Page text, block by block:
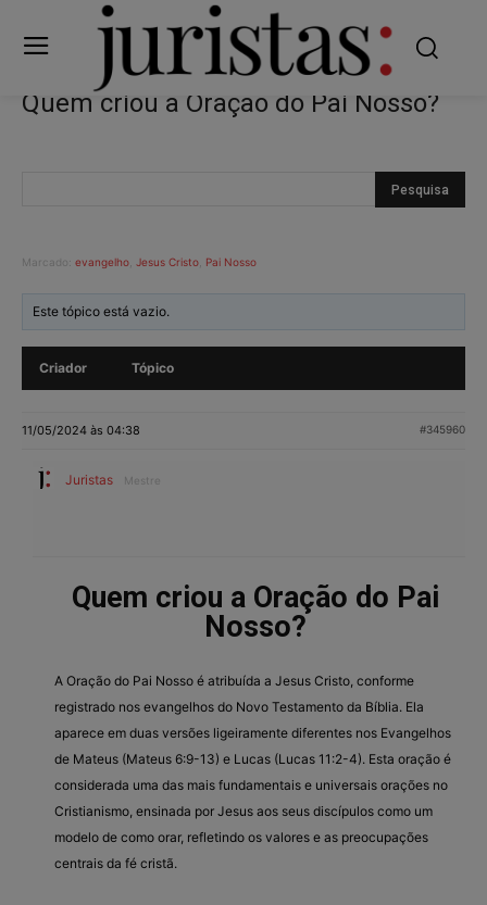
Quem criou a Oração do Pai Nosso?
Marcado: evangelho Jesus Cristo Pai Nosso
Este tópico está vazio.
Criador Tópico
11/05/2024 às 04:38 #345960
Juristas Mestre
Quem criou a Oração do Pai
Nosso?
A Oração do Pai Nosso é atribuída a Jesus Cristo, conforme
registrado nos evangelhos do Novo Testamento da Bíblia. Ela
aparece em duas versões ligeiramente diferentes nos Evangelhos
de Mateus (Mateus 6:9-13) e Lucas (Lucas 11:2-4). Esta oração é
considerada uma das mais fundamentais e universais orações no
Cristianismo, ensinada por Jesus aos seus discípulos como um
modelo de como orar, refletindo os valores e as preocupações
centrais da fé cristã.